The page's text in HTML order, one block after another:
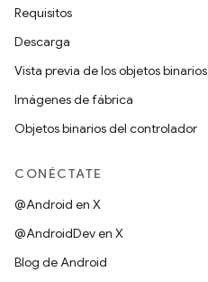
Requisitos
Descarga
Vista previa de los objetos binarios
Imágenes de fábrica
Objetos binarios del controlador
CONÉCTATE
@Android en X
@AndroidDev en X
Blog de Android